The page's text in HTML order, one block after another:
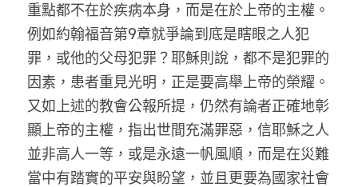
重點都不在於疾病本身，而是在於上帝的主權。
例如約翰福音第9章就爭論到底是瞎眼之人犯
罪，或他的父母犯罪？耶穌則說，都不是犯罪的
因素，患者重見光明，正是要高舉上帝的榮耀。
又如上述的教會公報所提，仍然有論者正確地彰
顯上帝的主權，指出世間充滿罪惡，信耶穌之人
並非高人一等，或是永遠一帆風順，而是在災難
當中有踏實的平安與盼望，並且更要為國家社會